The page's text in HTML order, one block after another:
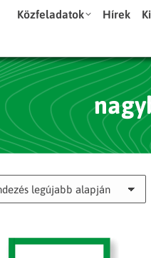
Közfeladatok Hírek